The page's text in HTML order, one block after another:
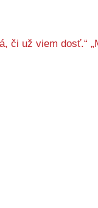
či už viem dosť.“